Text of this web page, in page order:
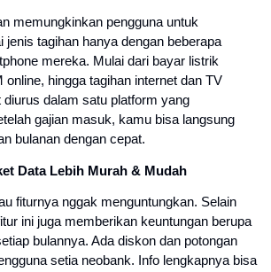
memungkinkan pengguna untuk
jenis tagihan hanya dengan beberapa
mereka. Mulai dari bayar listrik
online, hingga tagihan internet dan TV
diurus dalam satu platform yang
gajian masuk, kamu bisa langsung
bulanan dengan cepat.
Data Lebih Murah & Mudah
fiturnya nggak menguntungkan. Selain
ini juga memberikan keuntungan berupa
bulannya. Ada diskon dan potongan
setia neobank. Info lengkapnya bisa